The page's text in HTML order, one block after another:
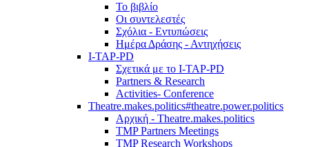
Το βιβλίο
Οι συντελεστές
Σχόλια - Εντυπώσεις
Ημέρα Δράσης - Αντηχήσεις
I-TAP-PD
Σχετικά με το I-TAP-PD
Partners & Research
Activities- Conference
Theatre.makes.politics#theatre.power.politics
Αρχική - Theatre.makes.politics
TMP Partners Meetings
TMP Research Workshops